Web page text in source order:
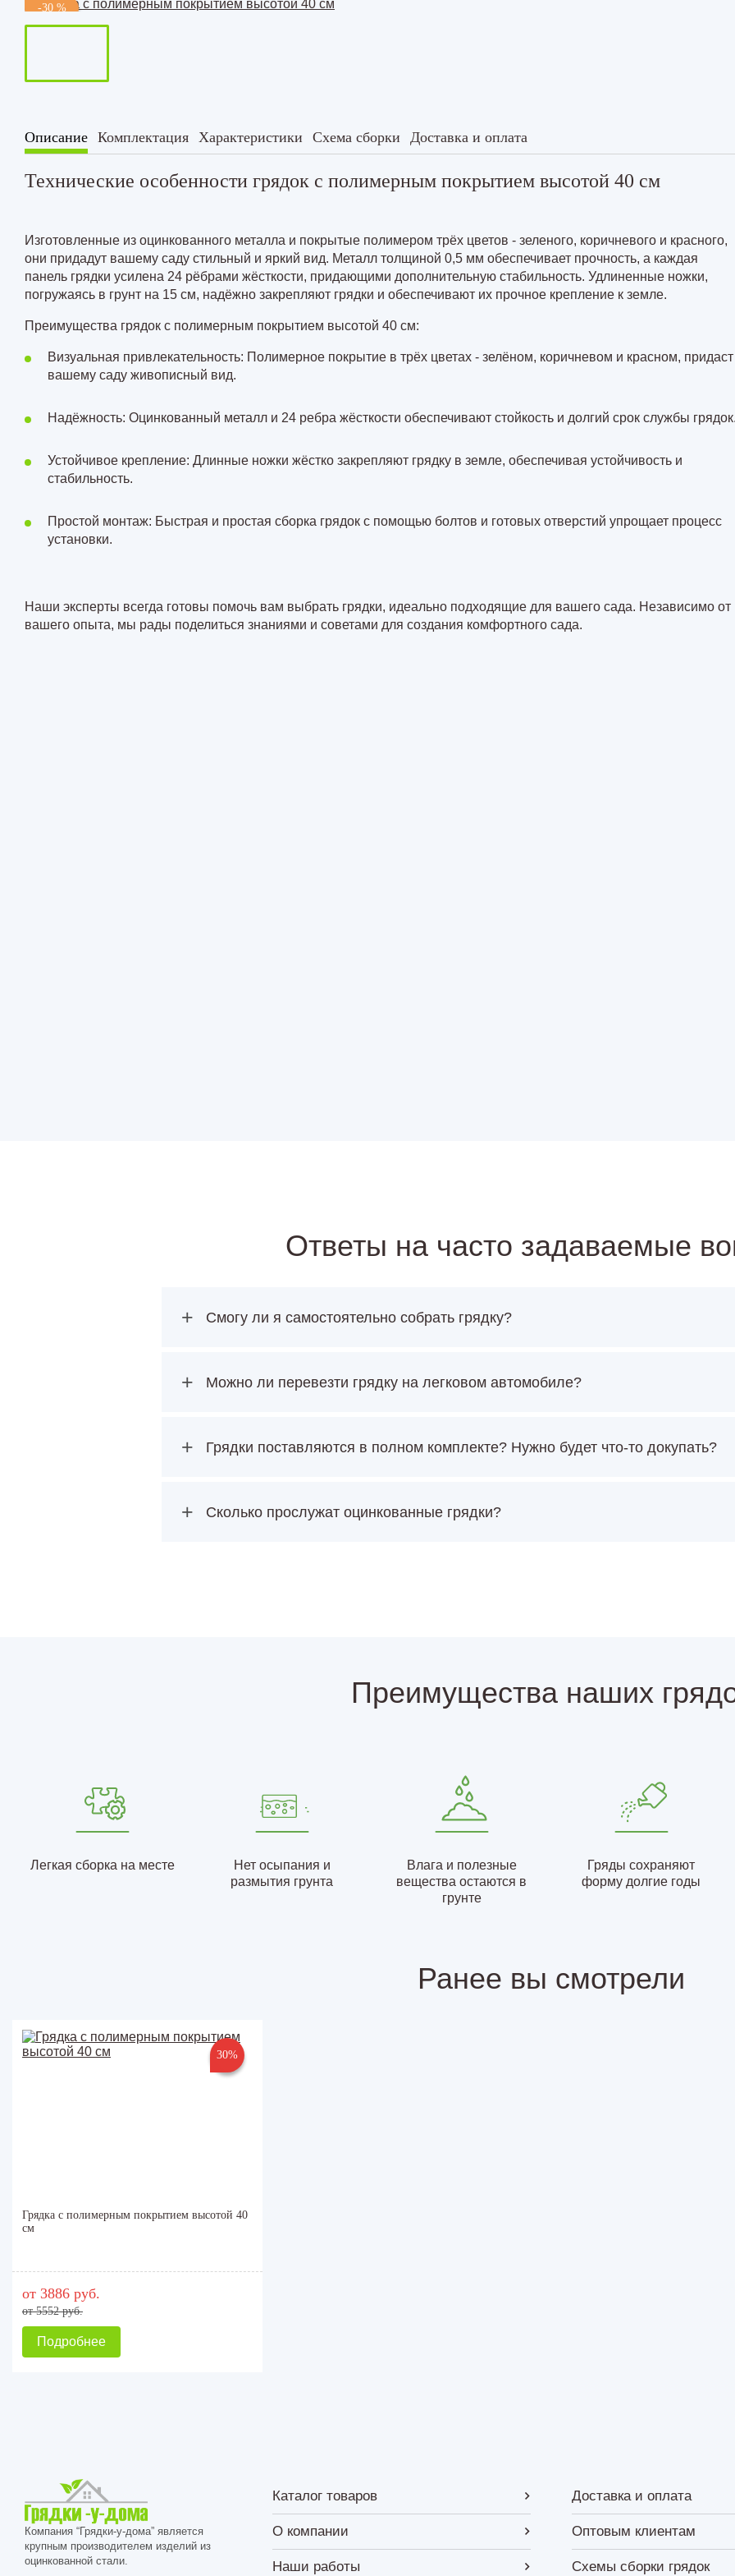
см
-30 %
Описание Комплектация Характеристики Схема сборки Доставка и оплата
Технические особенности грядок с полимерным покрытием высотой 40 см
Изготовленные из оцинкованного металла и покрытые полимером трёх цветов - зеленого, коричневого и красного,
они придадут вашему саду стильный и яркий вид. Металл толщиной 0,5 мм обеспечивает прочность, а каждая
панель грядки усилена 24 рёбрами жёсткости, придающими дополнительную стабильность. Удлиненные ножки,
погружаясь в грунт на 15 см, надёжно закрепляют грядки и обеспечивают их прочное крепление к земле.
Преимущества грядок с полимерным покрытием высотой 40 см:
Визуальная привлекательность: Полимерное покрытие в трёх цветах - зелёном, коричневом и красном, придаст
вашему саду живописный вид.
Надёжность: Оцинкованный металл и 24 ребра жёсткости обеспечивают стойкость и долгий срок службы
Устойчивое крепление: Длинные ножки жёстко закрепляют грядку в земле, обеспечивая устойчивость и
стабильность.
Простой монтаж: Быстрая и простая сборка грядок с помощью болтов и готовых отверстий упрощает процесс
установки.
Наши эксперты всегда готовы помочь вам выбрать грядки, идеально подходящие для вашего сада. Независимо от
вашего опыта, мы рады поделиться знаниями и советами для создания комфортного сада.
Ответы на часто задаваемые
+ Смогу ли я самостоятельно собрать грядку?
+ Можно ли перевезти грядку на легковом автомобиле?
+ Грядки поставляются в полном комплекте? Нужно будет что-то докупать?
+ Сколько прослужат оцинкованные грядки?
Преимущества наших
Легкая сборка на месте
Нет осыпания и
размытия грунта
Влага и полезные
вещества остаются в
грунте
Гряды сохраняют
форму долгие годы
Ранее вы смотрели
30%
Грядка с полимерным покрытием высотой 40
см
от 3886 руб.
от 5552 руб.
Подробнее
Компания “Грядки-у-дома” является
крупным производителем изделий из
оцинкованной стали.
Каталог товаров Доставка и оплата
О компании Оптовым клиентам
Наши работы Схемы сборки грядок